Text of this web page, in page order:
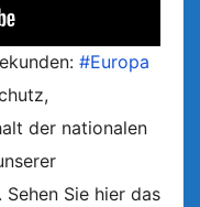
#Europa
der nationalen
. Sehen Sie hier das